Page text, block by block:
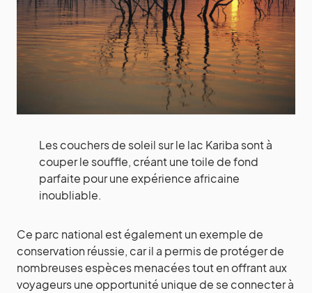
Les couchers de soleil sur le lac Kariba sont à
couper le souffle, créant une toile de fond
parfaite pour une expérience africaine
inoubliable.
Ce parc national est également un exemple de
conservation réussie, car il a permis de protéger de
nombreuses espèces menacées tout en offrant aux
voyageurs une opportunité unique de se connecter à